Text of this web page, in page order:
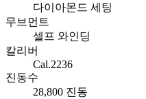
다이아몬드 세팅
무브먼트
셀프 와인딩
칼리버
Cal.2236
진동수
28,800 진동